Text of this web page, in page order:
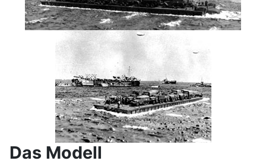
Das Modell